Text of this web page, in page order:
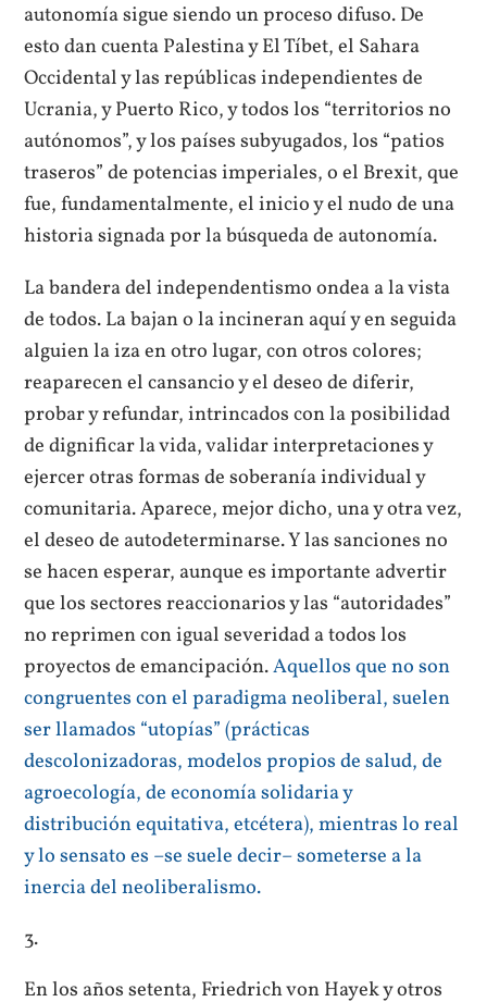
autonomía sigue siendo un proceso difuso. De
esto dan cuenta Palestina y El Tíbet, el Sahara
Occidental y las repúblicas independientes de
Ucrania, y Puerto Rico, y todos los “territorios no
autónomos”, y los países subyugados, los “patios
traseros” de potencias imperiales, o el Brexit, que
fue, fundamentalmente, el inicio y el nudo de una
historia signada por la búsqueda de autonomía.
La bandera del independentismo ondea a la vista
de todos. La bajan o la incineran aquí y en seguida
alguien la iza en otro lugar, con otros colores;
reaparecen el cansancio y el deseo de diferir,
probar y refundar, intrincados con la posibilidad
de dignificar la vida, validar interpretaciones y
ejercer otras formas de soberanía individual y
comunitaria. Aparece, mejor dicho, una y otra vez,
el deseo de autodeterminarse. Y las sanciones no
se hacen esperar, aunque es importante advertir
que los sectores reaccionarios y las “autoridades”
no reprimen con igual severidad a todos los
proyectos de emancipación.Aquellos que no son
congruentes con el paradigma neoliberal, suelen
ser llamados “utopías” (prácticas
descolonizadoras, modelos propios de salud, de
agroecología, de economía solidaria y
distribución equitativa, etcétera), mientras lo real
y lo sensato es –se suele decir– someterse a la
inercia del neoliberalismo.
3.
En los años setenta, Friedrich von Hayek y otros